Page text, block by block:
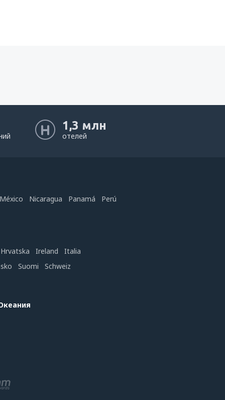
1,3 млн
отелей
México Nicaragua Panamá Perú
Hrvatska Ireland
Italia
Suomi Schweiz